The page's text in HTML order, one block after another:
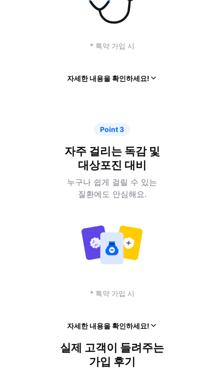
* 특약 가입 시
자세한 내용을 확인하세요!
Point 3
자주 걸리는 독감 및
대상포진 대비
누구나 쉽게 걸릴 수 있는
질환에도 안심해요.
* 특약 가입 시
자세한 내용을 확인하세요!
실제 고객이 들려주는
가입 후기